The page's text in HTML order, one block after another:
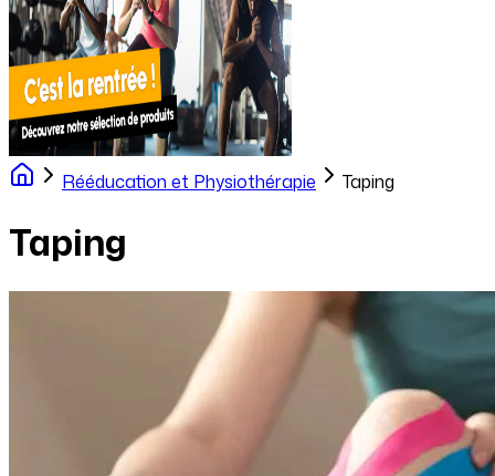
Rééducation et Physiothérapie Taping
Taping